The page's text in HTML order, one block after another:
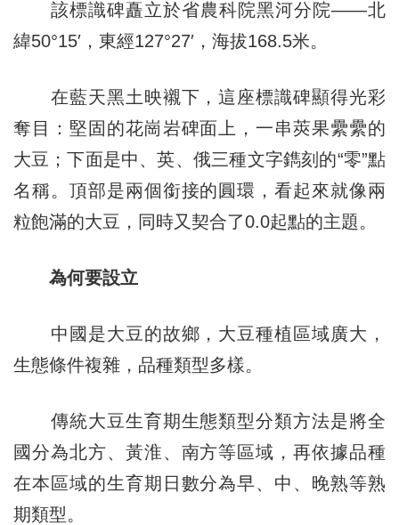
該標識碑矗立於省農科院黑河分院——北
緯50°15′，東經127°27′，海拔168.5米。
在藍天黑土映襯下，這座標識碑顯得光彩
奪目：堅固的花崗岩碑面上，一串莢果纍纍的
大豆；下面是中、英、俄三種文字鐫刻的“零”點
名稱。頂部是兩個銜接的圓環，看起來就像兩
粒飽滿的大豆，同時又契合了0.0起點的主題。
為何要設立
中國是大豆的故鄉，大豆種植區域廣大，
生態條件複雜，品種類型多樣。
傳統大豆生育期生態類型分類方法是將全
國分為北方、黃淮、南方等區域，再依據品種
在本區域的生育期日數分為早、中、晚熟等熟
期類型。